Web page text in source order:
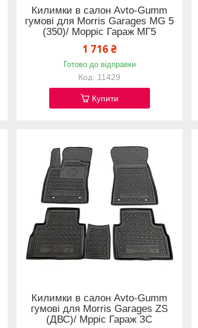
Килимки в салон Avto-Gumm
гумові для Morris Garages MG 5
(350)/ Морріс Гараж МГ5
1 716 ₴
Готово до відправки
11429
Купити
Килимки в салон Avto-Gumm
гумові для Morris Garages ZS
(ДВС)/ Мрріс Гараж ЗС